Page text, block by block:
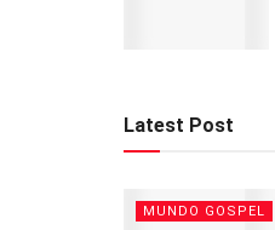
Latest Post
MUNDO GOSPEL